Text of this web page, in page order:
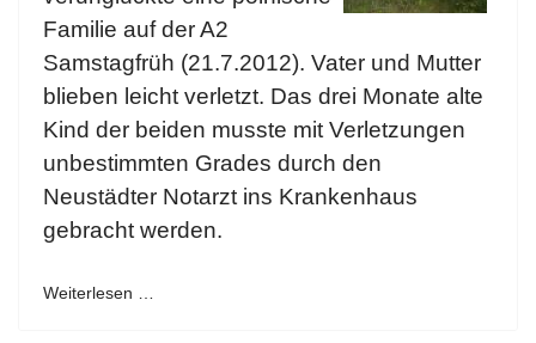
Familie auf der A2
Samstagfrüh (21.7.2012). Vater und Mutter
blieben leicht verletzt. Das drei Monate alte
Kind der beiden musste mit Verletzungen
unbestimmten Grades durch den
Neustädter Notarzt ins Krankenhaus
gebracht werden.
Weiterlesen …